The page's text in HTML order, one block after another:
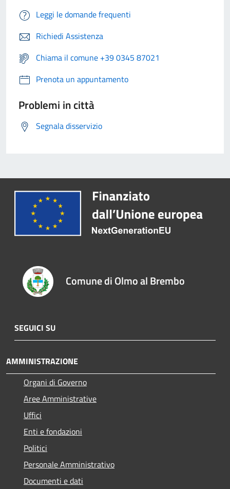
Leggi le domande frequenti
Richiedi Assistenza
Chiama il comune +39 0345 87021
Prenota un appuntamento
Problemi in città
Segnala disservizio
Comune di Olmo al Brembo
SEGUICI SU
AMMINISTRAZIONE
Organi di Governo
Aree Amministrative
Uffici
Enti e fondazioni
Politici
Personale Amministrativo
Documenti e dati